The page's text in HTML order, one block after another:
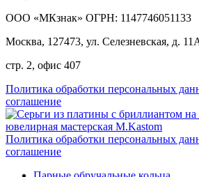
ООО «МКзнак» ОГРН: 1147746051133
Москва, 127473, ул. Селезневская, д.
стр. 2, офис 407
Политика обработки персональных
соглашение
Политика обработки персональных
соглашение